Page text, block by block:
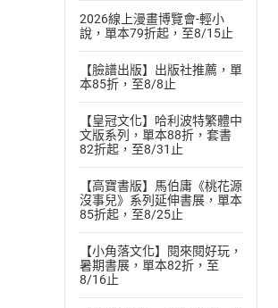
2026線上漫畫博覽會-輕小
說，單本79折起，至8/15止
【臉譜出版】出版社推薦，單
本85折，至8/8止
【皇冠文化】哈利波特繁體中
文版系列，單本88折，套書
82折起，至8/31止
【高寶書版】馬伯庸《桃花源
沒事兒》系列延伸書展，單本
85折起，至8/25止
【小角落文化】閱來閱好玩，
暑期書展，單本82折，至
8/16止